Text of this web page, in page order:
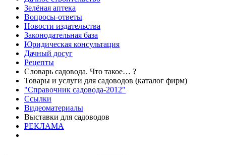
Зелёная аптека
Вопросы-ответы
Новости издательства
Законодательная база
Юридическая консультация
Дачный досуг
Рецепты
Словарь садовода. Что такое… ?
Товары и услуги для садоводов (каталог фирм)
"Справочник садовода-2012"
Ссылки
Видеоматериалы
Выставки для садоводов
РЕКЛАМА